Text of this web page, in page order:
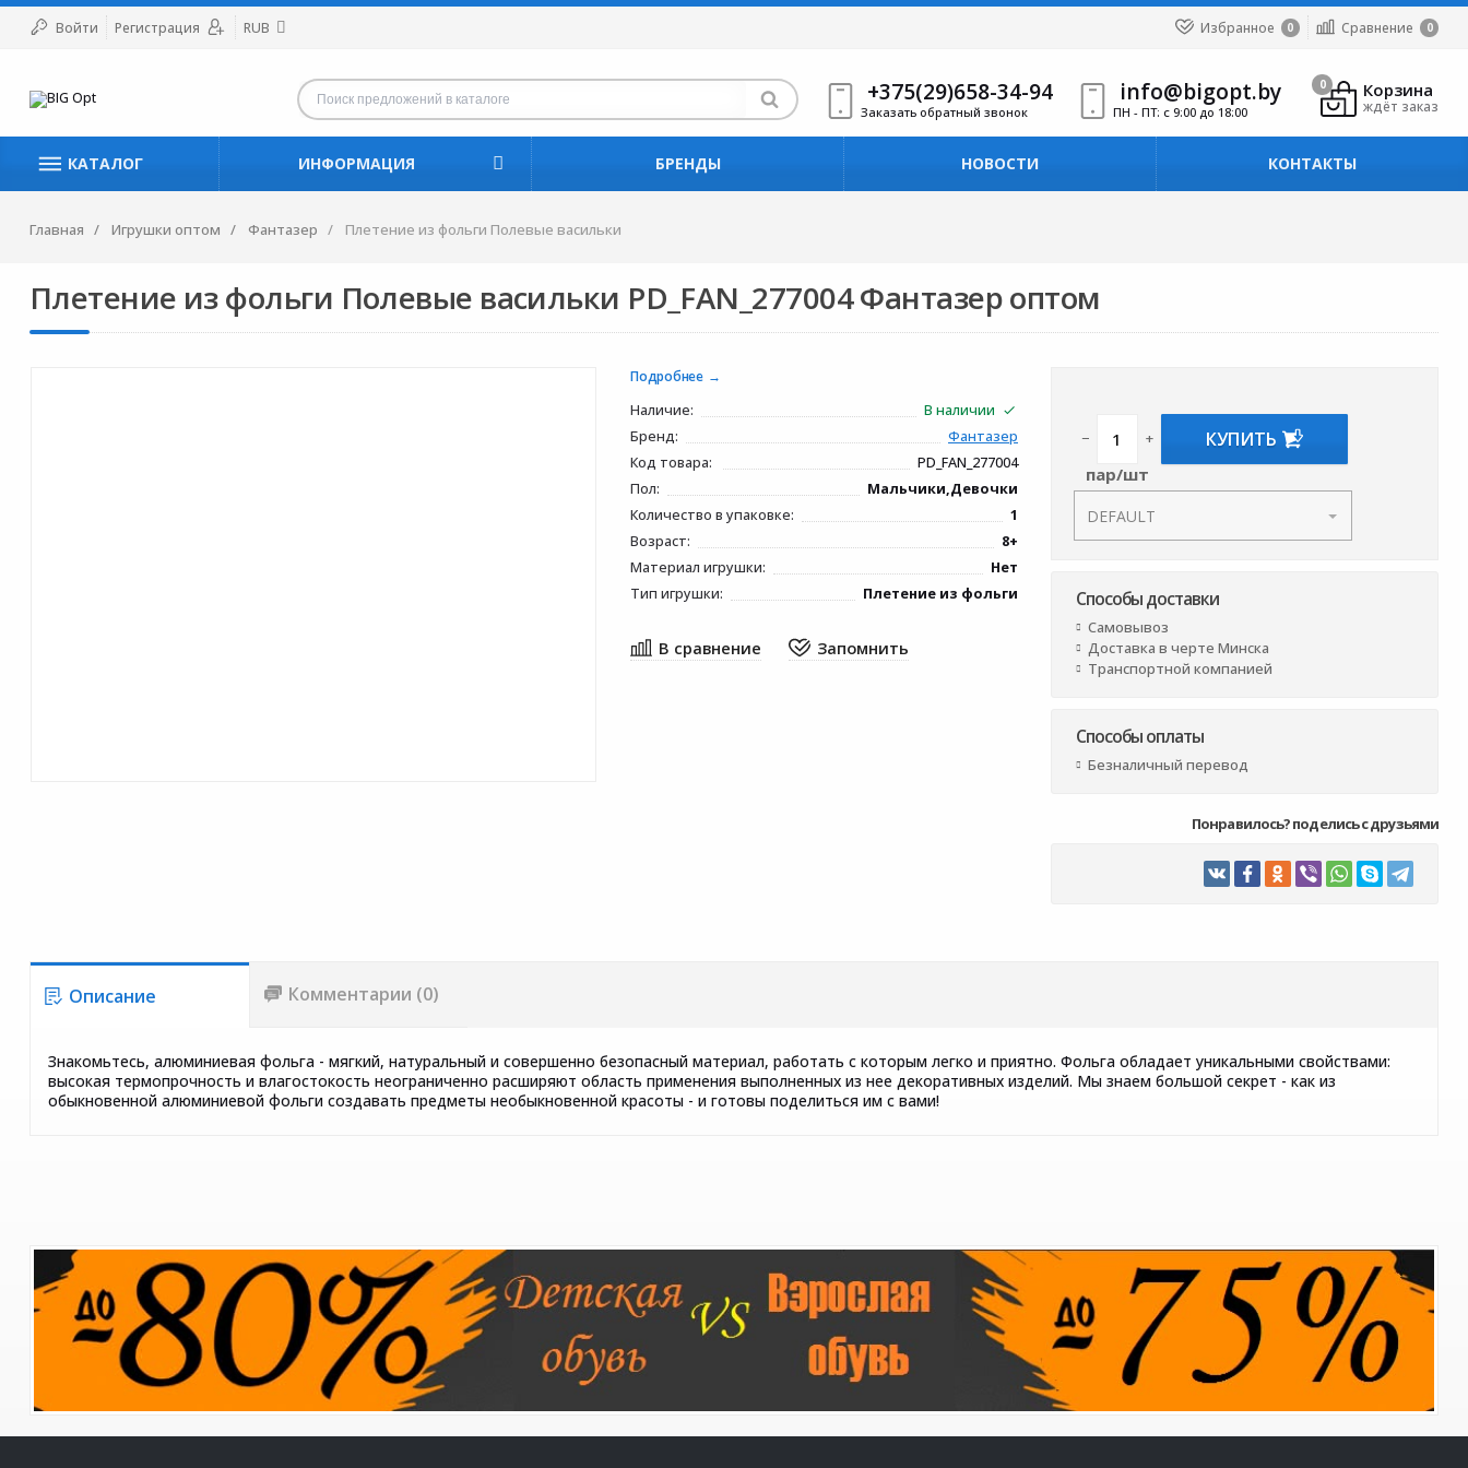
Войти Регистрация RUB Избранное 0 Сравнение 0
+375(29)658-34-94
Заказать обратный звонок
info@bigopt.by
ПН - ПТ: с 9:00 до 18:00
Корзина
ждёт заказ
0
КАТАЛОГ ИНФОРМАЦИЯ БРЕНДЫ НОВОСТИ КОНТАКТЫ
Главная Игрушки оптом Фантазер Плетение из фольги Полевые васильки
Плетение из фольги Полевые васильки PD_FAN_277004 Фантазер оптом
Подробнее
Наличие:
В наличии
Бренд:
Фантазер
Код товара:
PD_FAN_277004
Пол:
Мальчики,Девочки
Количество в упаковке:
1
Возраст:
8+
Материал игрушки:
Нет
Тип игрушки:
Плетение из фольги
− +
пар/шт
КУПИТЬ
Способы доставки
Самовывоз
Доставка в черте Минска
Транспортной компанией
Способы оплаты
Безналичный перевод
Понравилось? поделись с друзьями
Описание Комментарии (0)
Знакомьтесь, алюминиевая фольга - мягкий, натуральный и совершенно безопасный материал, работать с которым легко и приятно. Фольга обладает уникальными свойствами:
высокая термопрочность и влагостокость неограниченно расширяют область применения выполненных из нее декоративных изделий. Мы знаем большой секрет - как из
обыкновенной алюминиевой фольги создавать предметы необыкновенной красоты - и готовы поделиться им с вами!